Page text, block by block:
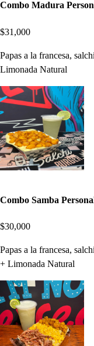
Combo Madura
$31,000
Papas a la francesa,
Limonada Natural
Combo Samba
$30,000
Papas a la francesa,
+ Limonada Natural